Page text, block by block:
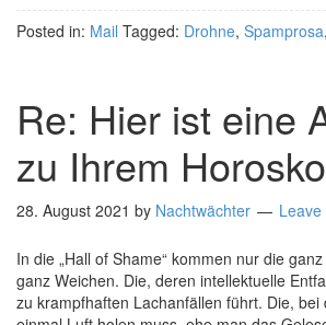
Posted in: Mail Tagged: Drohne, Spamprosa,
Re: Hier ist eine
zu Ihrem
28. August 2021 by Nachtwächter
In die „Hall of Shame“ kommen nur die
ganz Weichen. Die, deren intellektuelle
zu krampfhaften Lachanfällen führt. Die, bei